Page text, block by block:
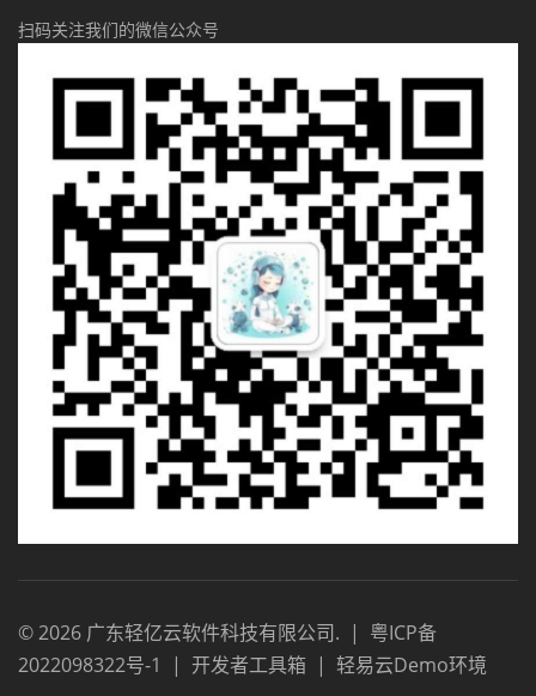
扫码关注我们的微信公众号
©2026 广东轻亿云软件科技有限公司. | 粤ICP备
2022098322号-1
| 开发者工具箱 | 轻易云Demo环境